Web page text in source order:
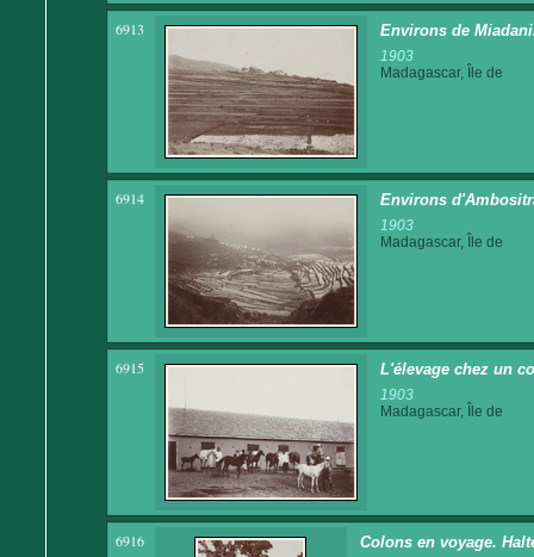
6913 Environs de
1903
Madagascar, Île de
6914 Environs
1903
Madagascar, Île de
6915 L'élevage chez un
1903
Madagascar, Île de
6916 Colons en voyage.